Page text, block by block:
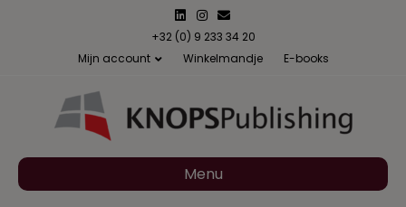
n
n
s
a
m
m
a
l
+32 (0) 9 233 34 20
Mijn account
Winkelmandje E-books
Menu